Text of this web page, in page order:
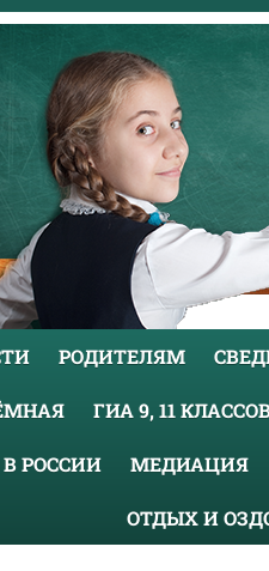
РОДИТЕЛЯМ
ГИА 9, 11
РОССИИ МЕДИАЦИЯ
ОТДЫХ И